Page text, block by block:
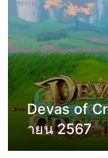
Devas of
ายน 2567